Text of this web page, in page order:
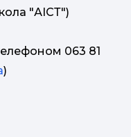
"АІСТ")
063 81
)